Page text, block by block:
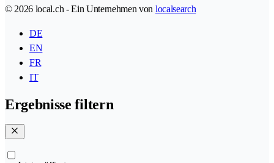
© 2026 local.ch - Ein Unternehmen von localsearch
DE
EN
FR
IT
Ergebnisse filtern